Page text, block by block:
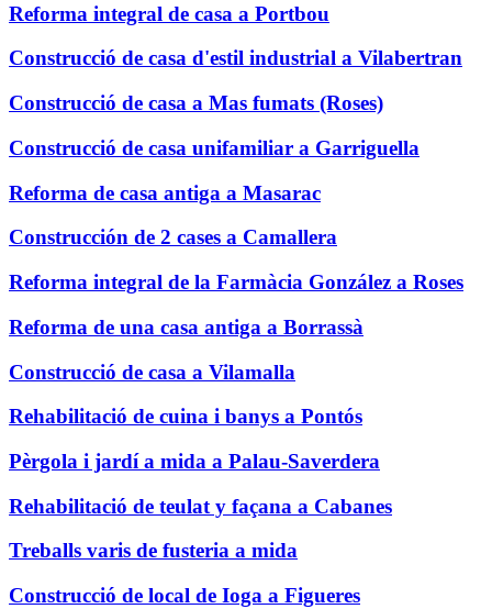
Reforma integral de casa a Portbou
Construcció de casa d'estil industrial a Vilabertran
Construcció de casa a Mas fumats (Roses)
Construcció de casa unifamiliar a Garriguella
Reforma de casa antiga a Masarac
Construcción de 2 cases a Camallera
Reforma integral de la Farmàcia González a Roses
Reforma de una casa antiga a Borrassà
Construcció de casa a Vilamalla
Rehabilitació de cuina i banys a Pontós
Pèrgola i jardí a mida a Palau-Saverdera
Rehabilitació de teulat y façana a Cabanes
Treballs varis de fusteria a mida
Construcció de local de Ioga a Figueres